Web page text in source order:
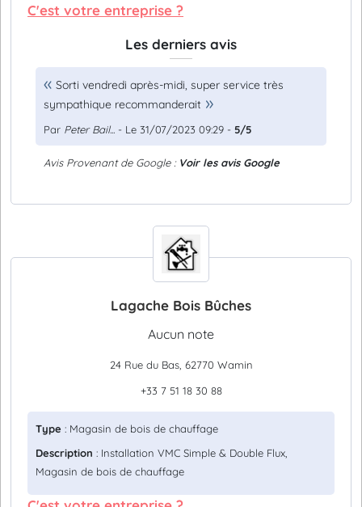
C'est votre entreprise ?
Les derniers avis
Sorti vendredi après-midi, super service très
sympathique recommanderait
Par Peter Bail... - Le 31/07/2023 09:29 - 5/5
Avis Provenant de Google : Voir les avis Google
Lagache Bois Bûches
Aucun note
24 Rue du Bas, 62770 Wamin
+33 7 51 18 30 88
Type : Magasin de bois de chauffage
Description : Installation VMC Simple & Double Flux,
Magasin de bois de chauffage